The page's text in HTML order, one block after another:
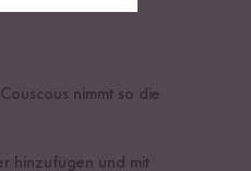
nimmt so die
hinzufügen und mit